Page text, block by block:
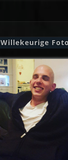
Willekeurige Foto